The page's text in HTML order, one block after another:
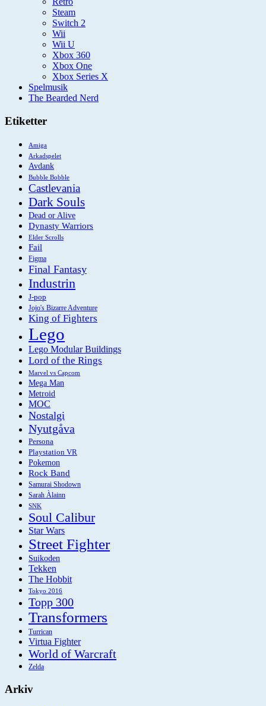
Steam
Switch 2
Wii
Wii U
Xbox 360
Xbox One
Xbox Series X
Spelmusik
The Bearded Nerd
Etiketter
Amiga
Arkadspelet
Avdank
Bubble Bobble
Castlevania
Dark Souls
Dead or Alive
Dynasty Warriors
Elder Scrolls
Fail
Figma
Final Fantasy
Industrin
J-pop
Jojo's Bizarre Adventure
King of Fighters
Lego
Lego Modular Buildings
Lord of the Rings
Marvel vs Capcom
Mega Man
Metroid
MOC
Nostalgi
Nyutgåva
Persona
Playstation VR
Pokemon
Rock Band
Samurai Shodown
Sarah Àlainn
SNK
Soul Calibur
Star Wars
Street Fighter
Suikoden
Tekken
The Hobbit
Tokyo 2016
Topp 300
Transformers
Turrican
Virtua Fighter
World of Warcraft
Zelda
Arkiv